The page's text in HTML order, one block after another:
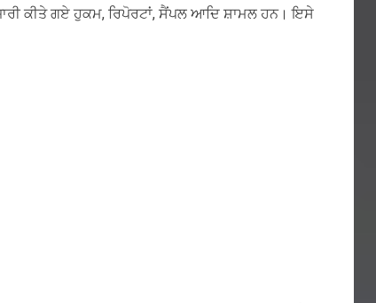
ਕੀਤੇ ਗਏ ਹੁਕਮ, ਰਿਪੋਰਟਾਂ, ਸੈਂਪਲ ਆਦਿ ਸ਼ਾਮਲ ਹਨ। ਇਸੇ